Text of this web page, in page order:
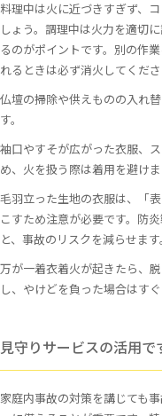
料理中は火に近づきすぎず、
しょう。調理中は火力を適切
るのがポイントです。別の作
れるときは必ず消火してくださ
仏壇の掃除や供えものの入れ
す。
袖口やすそが広がった衣服、
め、火を扱う際は着用を避けま
毛羽立った生地の衣服は、「
こすため注意が必要です。防
と、事故のリスクを減らせます。
万が一着衣着火が起きたら、
し、やけどを負った場合はす
見守りサービスの活用
家庭内事故の対策を講じても